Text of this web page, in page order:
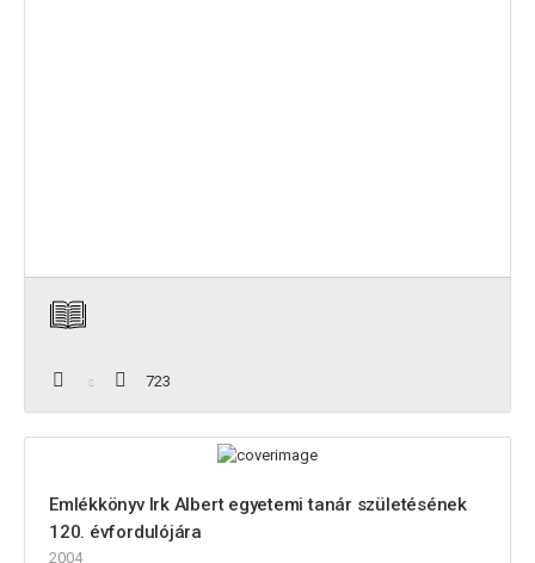
723
Emlékkönyv Irk Albert egyetemi tanár születésének
120. évfordulójára
2004